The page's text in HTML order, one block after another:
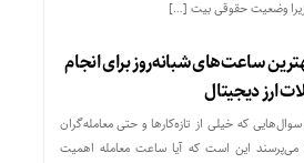
وضعیت حقوقی بیت‌ […]
ساعت‌های شبانه‌روز برای انجام
ارز دیجیتال
که خیلی از تازه‌کارها و حتی معامله‌گران
می‌پرسند این است که آیا ساعت معامله اهمیت